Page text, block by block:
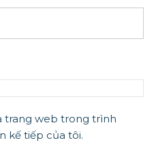
trang web trong trình
kế tiếp của tôi.